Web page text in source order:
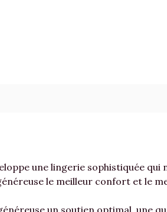
une lingerie sophistiquée qui
le meilleur confort et le
un soutien optimal, une